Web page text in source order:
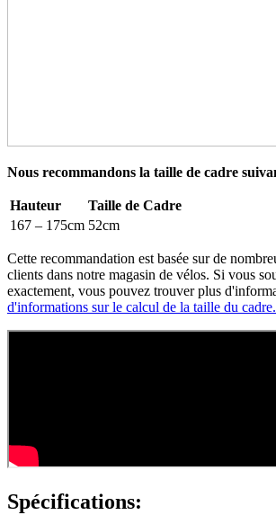
Nous recommandons la taille de cadre
Hauteur
Taille de Cadre
167 – 175cm 52cm
Cette recommandation est basée sur de
clients dans notre magasin de vélos. Si vous
exactement, vous pouvez trouver plus
d'informations sur le calcul de la taille du cadre.
Spécifications: